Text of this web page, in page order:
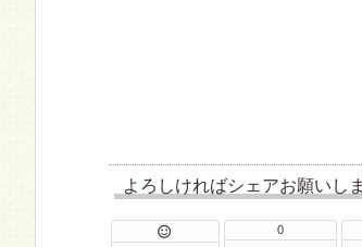
よろしければシェアお願いし
 0